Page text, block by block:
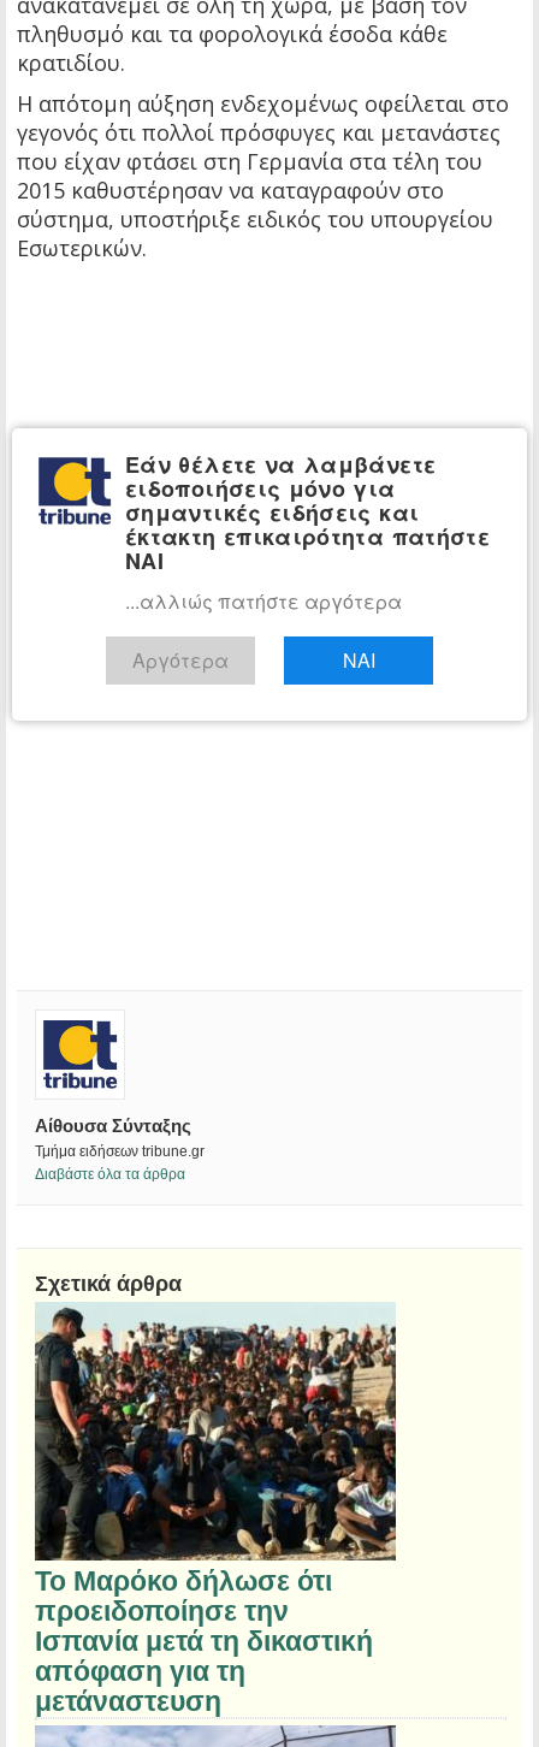
πληθυσμό και τα φορολογικά έσοδα κάθε
κρατιδίου.
Η απότομη αύξηση ενδεχομένως οφείλεται στο
γεγονός ότι πολλοί πρόσφυγες και μετανάστες
που είχαν φτάσει στη Γερμανία στα τέλη του
2015 καθυστέρησαν να καταγραφούν στο
σύστημα, υποστήριξε ειδικός του υπουργείου
Εσωτερικών.
Αίθουσα Σύνταξης
Τμήμα ειδήσεων tribune.gr
Διαβάστε όλα τα άρθρα
Σχετικά άρθρα
Το Μαρόκο δήλωσε ότι
προειδοποίησε την
Ισπανία μετά τη δικαστική
απόφαση για τη
μετάναστευση
Εάν θέλετε να λαμβάνετε
ειδοποιήσεις μόνο για
σημαντικές ειδήσεις και
έκτακτη επικαιρότητα πατήστε
ΝΑΙ
...αλλιώς πατήστε αργότερα
Αργότερα ΝΑΙ